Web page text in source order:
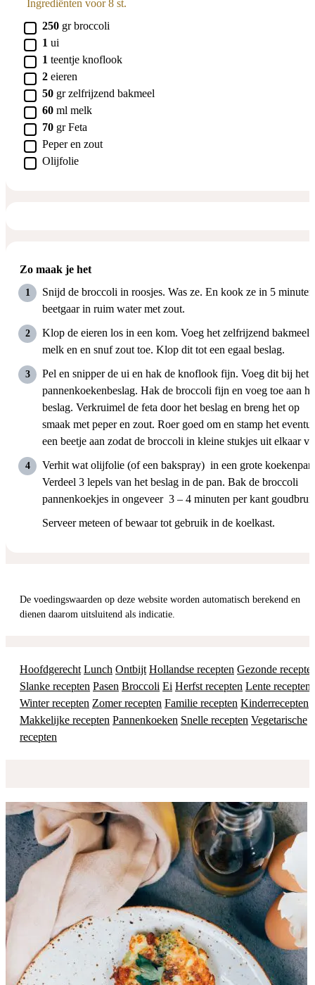
Ingrediënten voor 8 st.
▢
250 gr broccoli
▢
1 ui
▢
1 teentje knoflook
▢
2 eieren
▢
50 gr zelfrijzend bakmeel
▢
60 ml melk
▢
70 gr Feta
▢
Peper en zout
▢
Olijfolie
Zo maak je het
Snijd de broccoli in roosjes. Was ze. En kook ze in 5 minuten
beetgaar in ruim water met zout.
Klop de eieren los in een kom. Voeg het zelfrijzend bakmeel,
melk en en snuf zout toe. Klop dit tot een egaal beslag.
Pel en snipper de ui en hak de knoflook fijn. Voeg dit bij het
pannenkoekenbeslag. Hak de broccoli fijn en voeg toe aan
beslag. Verkruimel de feta door het beslag en breng het op
smaak met peper en zout. Roer goed om en stamp het
een beetje aan zodat de broccoli in kleine stukjes uit elkaar
Verhit wat olijfolie (of een bakspray) in een grote
Verdeel 3 lepels van het beslag in de pan. Bak de broccoli
pannenkoekjes in ongeveer 3 – 4 minuten per kant
Serveer meteen of bewaar tot gebruik in de koelkast.
De voedingswaarden op deze website worden automatisch berekend en
dienen daarom uitsluitend als indicatie.
Hoofdgerecht Lunch Ontbijt Hollandse recepten Gezonde
Slanke recepten Pasen Broccoli Ei Herfst recepten Lente recepten
Winter recepten Zomer recepten Familie recepten Kinderrecepten
Makkelijke recepten Pannenkoeken Snelle recepten Vegetarische
recepten